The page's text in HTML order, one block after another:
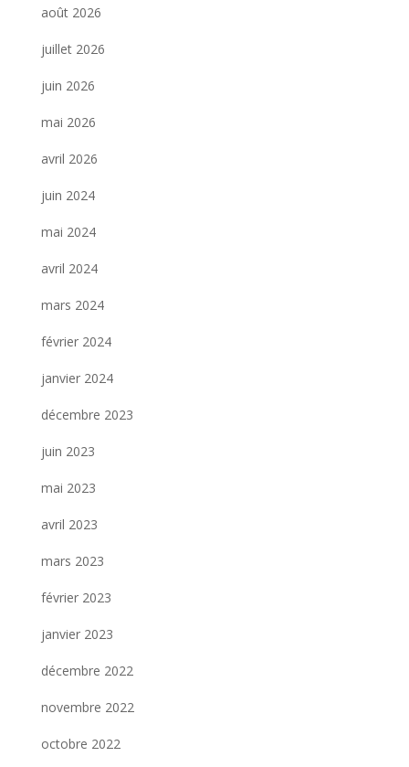
août 2026
juillet 2026
juin 2026
mai 2026
avril 2026
juin 2024
mai 2024
avril 2024
mars 2024
février 2024
janvier 2024
décembre 2023
juin 2023
mai 2023
avril 2023
mars 2023
février 2023
janvier 2023
décembre 2022
novembre 2022
octobre 2022